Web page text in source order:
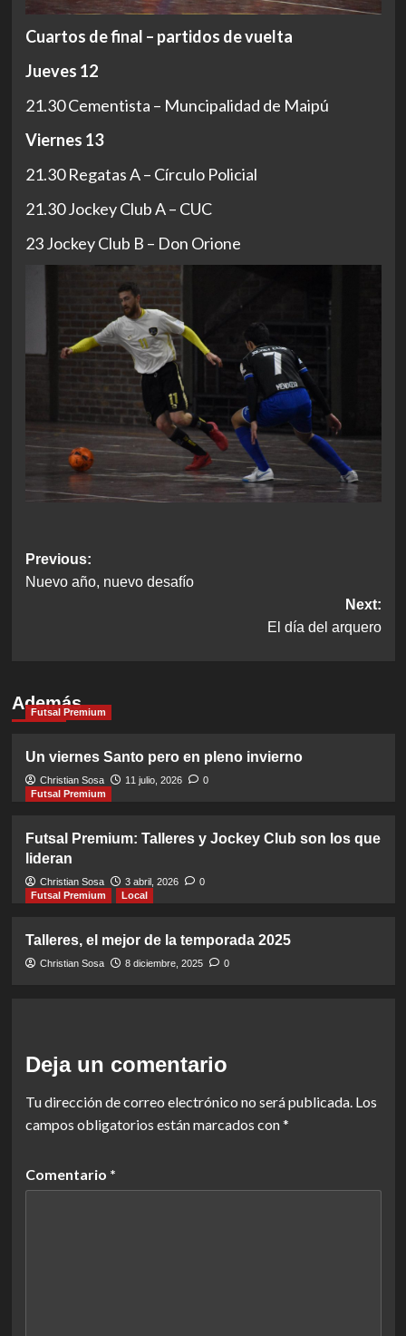
Cuartos de final – partidos de vuelta
Jueves 12
21.30 Cementista – Muncipalidad de Maipú
Viernes 13
21.30 Regatas A – Círculo Policial
21.30 Jockey Club A – CUC
23 Jockey Club B – Don Orione
Post
navigation
Previous:
Nuevo año, nuevo desafío
Next:
El día del arquero
Además
Futsal Premium
Un viernes Santo pero en pleno invierno
Christian Sosa 11 julio, 2026
0
Futsal Premium
Futsal Premium: Talleres y Jockey Club son los que
lideran
Christian Sosa 3 abril, 2026
0
Futsal Premium
Local
Talleres, el mejor de la temporada 2025
Christian Sosa 8 diciembre, 2025 0
Deja un comentario
Tu dirección de correo electrónico no será publicada. Los
campos obligatorios están marcados con*
Comentario *